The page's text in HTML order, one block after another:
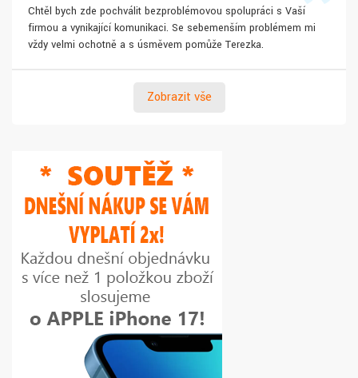
Chtěl bych zde pochválit bezproblémovou spolupráci s Vaší
firmou a vynikající komunikaci. Se sebemenším problémem mi
vždy velmi ochotně a s úsměvem pomůže Terezka.
Zobrazit vše